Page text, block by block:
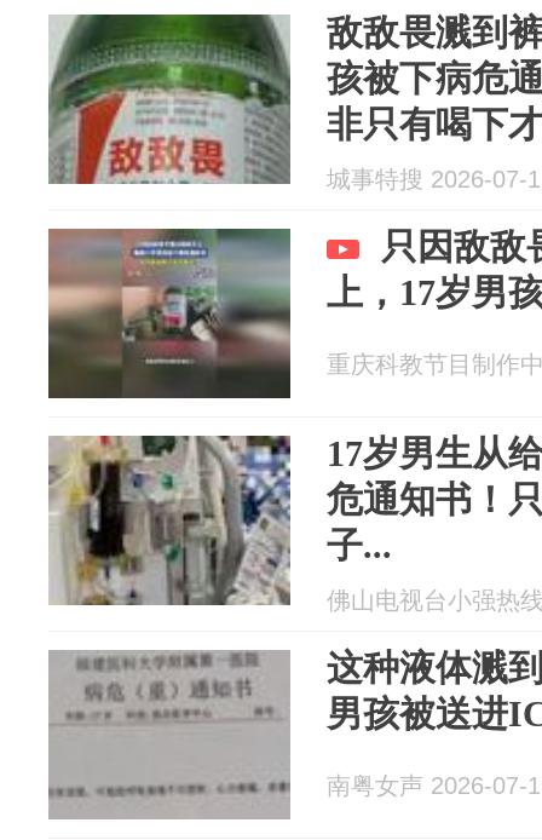
敌敌畏溅到
孩被下病危
非只有喝下
城事特搜 2026-07-
只因敌敌
上，17岁男
重庆科教节目制作
17岁男生从
危通知书！
子...
佛山电视台小强热
这种液体溅
男孩被送进
南粤女声 2026-07-